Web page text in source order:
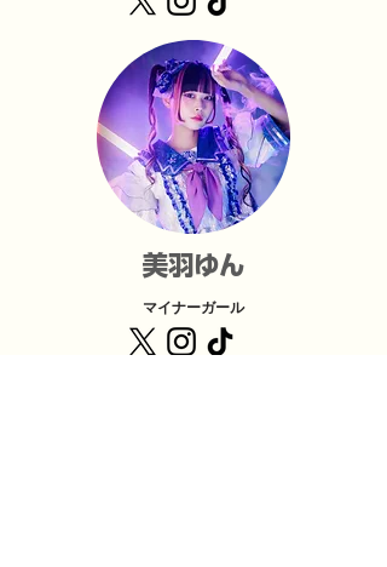
​美羽ゆん
マイナーガール